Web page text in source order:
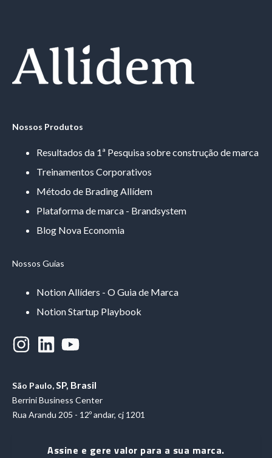
Nossos Produtos
Resultados da 1ª Pesquisa sobre construção de marca
Treinamentos Corporativos
Método de Brading Allídem
Plataforma de marca - Brandsystem
Blog Nova Economia
Nossos Guias
Notion Allíders - O Guia de Marca
Notion Startup Playbook
São Paulo, SP, Brasil
Berrini Business Center
Rua Arandu 205 - 12º andar, cj 1201
Assine e gere valor para a sua marca.